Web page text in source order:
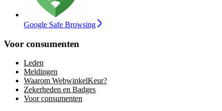
Google Safe Browsing
Voor consumenten
Leden
Meldingen
Waarom WebwinkelKeur?
Zekerheden en Badges
Voor consumenten